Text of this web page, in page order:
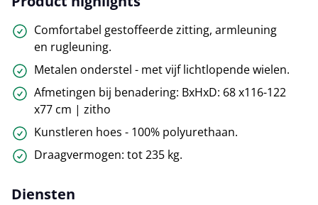
Comfortabel gestoffeerde zitting, armleuning
en rugleuning.
Metalen onderstel - met vijf lichtlopende wielen.
Afmetingen bij benadering: BxHxD: 68 x116-122
x77 cm | zitho
Kunstleren hoes - 100% polyurethaan.
Draagvermogen: tot 235 kg.
Diensten